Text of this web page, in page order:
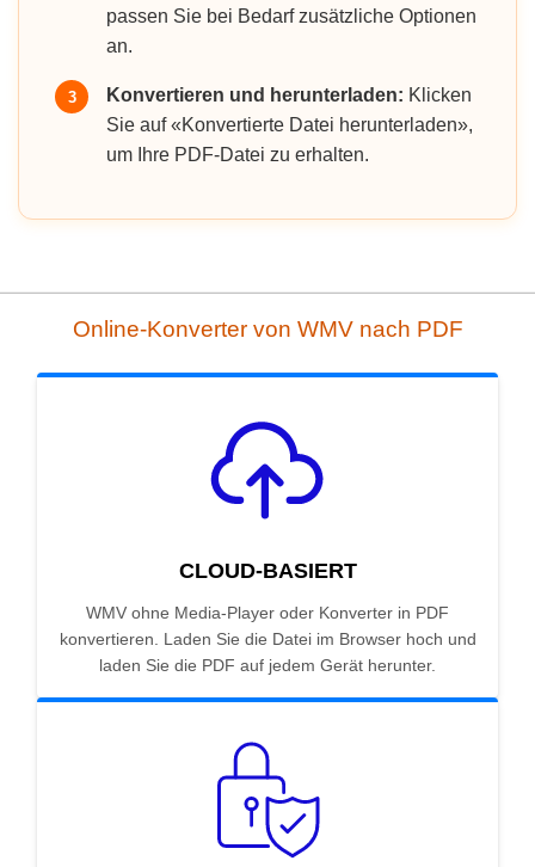
passen Sie bei Bedarf zusätzliche Optionen
an.
3 Konvertieren und herunterladen: Klicken
Sie auf «Konvertierte Datei herunterladen»,
um Ihre PDF-Datei zu erhalten.
Online-Konverter von WMV nach PDF
CLOUD-BASIERT
WMV ohne Media-Player oder Konverter in PDF
konvertieren. Laden Sie die Datei im Browser hoch und
laden Sie die PDF auf jedem Gerät herunter.